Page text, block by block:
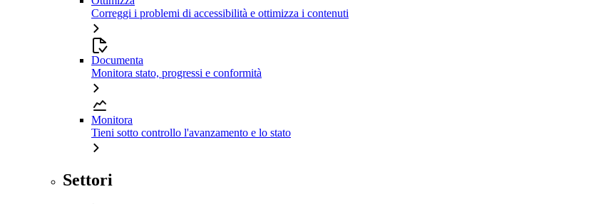
Correggi i problemi di accessibilità e ottimizza i contenuti
Documenta
Monitora stato, progressi e conformità
Monitora
Tieni sotto controllo l'avanzamento e lo stato
Settori